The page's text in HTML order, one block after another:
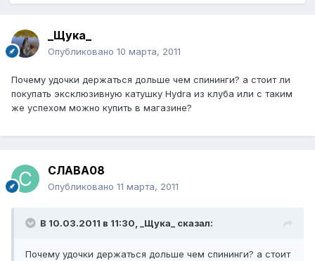
_Щука_
Опубликовано 10 марта, 2011
Почему удочки держаться дольше чем спининги? а стоит ли
покупать эксклюзивную катушку Hydra из клуба или с таким
же успехом можно купить в магазине?
СЛАВА08
Опубликовано 11 марта, 2011
В 10.03.2011 в 11:30, _Щука_ сказал:
Почему удочки держаться дольше чем спининги? а стоит